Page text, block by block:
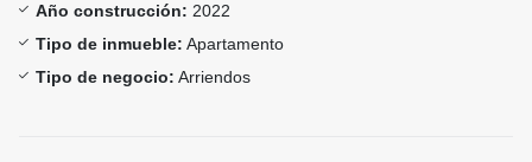
Año construcción: 2022
Tipo de inmueble: Apartamento
Tipo de negocio: Arriendos